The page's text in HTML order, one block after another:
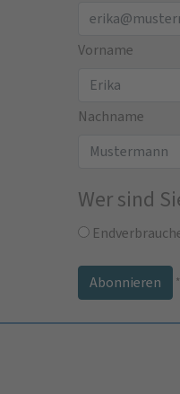
Vorname
Nachname
Wer sind
*